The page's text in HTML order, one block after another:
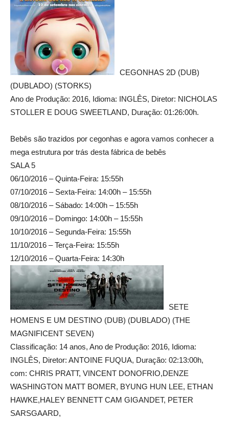
CEGONHAS 2D (DUB)
(DUBLADO) (STORKS)
Ano de Produção: 2016, Idioma: INGLÊS, Diretor: NICHOLAS
STOLLER E DOUG SWEETLAND, Duração: 01:26:00h.
Bebês são trazidos por cegonhas e agora vamos conhecer a
mega estrutura por trás desta fábrica de bebês
SALA 5
06/10/2016 – Quinta-Feira: 15:55h
07/10/2016 – Sexta-Feira: 14:00h – 15:55h
08/10/2016 – Sábado: 14:00h – 15:55h
09/10/2016 – Domingo: 14:00h – 15:55h
10/10/2016 – Segunda-Feira: 15:55h
11/10/2016 – Terça-Feira: 15:55h
12/10/2016 – Quarta-Feira: 14:30h
SETE
HOMENS E UM DESTINO (DUB) (DUBLADO) (THE
MAGNIFICENT SEVEN)
Classificação: 14 anos, Ano de Produção: 2016, Idioma:
INGLÊS, Diretor: ANTOINE FUQUA, Duração: 02:13:00h,
com: CHRIS PRATT, VINCENT DONOFRIO,DENZE
WASHINGTON MATT BOMER, BYUNG HUN LEE, ETHAN
HAWKE,HALEY BENNETT CAM GIGANDET, PETER
SARSGAARD,